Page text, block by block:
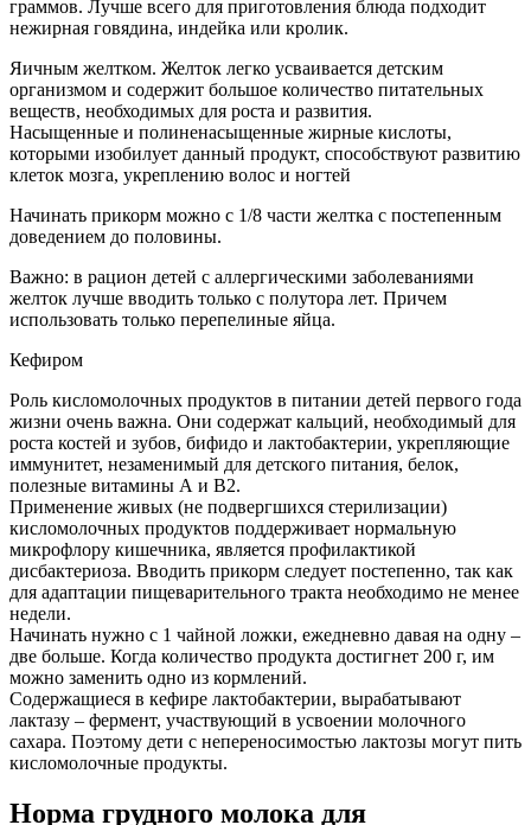
граммов. Лучше всего для приготовления блюда подходит
нежирная говядина, индейка или кролик.
Яичным желтком. Желток легко усваивается детским
организмом и содержит большое количество питательных
веществ, необходимых для роста и развития.
Насыщенные и полиненасыщенные жирные кислоты,
которыми изобилует данный продукт, способствуют развитию
клеток мозга, укреплению волос и ногтей
Начинать прикорм можно с 1/8 части желтка с постепенным
доведением до половины.
Важно: в рацион детей с аллергическими заболеваниями
желток лучше вводить только с полутора лет. Причем
использовать только перепелиные яйца.
Кефиром
Роль кисломолочных продуктов в питании детей первого года
жизни очень важна. Они содержат кальций, необходимый для
роста костей и зубов, бифидо и лактобактерии, укрепляющие
иммунитет, незаменимый для детского питания, белок,
полезные витамины А и В2.
Применение живых (не подвергшихся стерилизации)
кисломолочных продуктов поддерживает нормальную
микрофлору кишечника, является профилактикой
дисбактериоза. Вводить прикорм следует постепенно, так как
для адаптации пищеварительного тракта необходимо не менее
недели.
Начинать нужно с 1 чайной ложки, ежедневно давая на одну –
две больше. Когда количество продукта достигнет 200 г, им
можно заменить одно из кормлений.
Содержащиеся в кефире лактобактерии, вырабатывают
лактазу – фермент, участвующий в усвоении молочного
сахара. Поэтому дети с непереносимостью лактозы могут пить
кисломолочные продукты.
Норма грудного молока для